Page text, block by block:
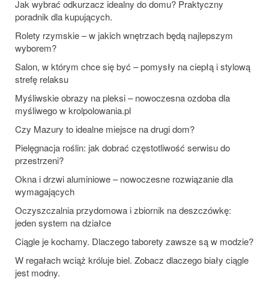
Jak wybrać odkurzacz idealny do domu? Praktyczny
poradnik dla kupujących.
Rolety rzymskie – w jakich wnętrzach będą najlepszym
wyborem?
Salon, w którym chce się być – pomysły na ciepłą i stylową
strefę relaksu
Myśliwskie obrazy na pleksi – nowoczesna ozdoba dla
myśliwego w krolpolowania.pl
Czy Mazury to idealne miejsce na drugi dom?
Pielęgnacja roślin: jak dobrać częstotliwość serwisu do
przestrzeni?
Okna i drzwi aluminiowe – nowoczesne rozwiązanie dla
wymagających
Oczyszczalnia przydomowa i zbiornik na deszczówkę:
jeden system na działce
Ciągle je kochamy. Dlaczego taborety zawsze są w modzie?
W regałach wciąż króluje biel. Zobacz dlaczego biały ciągle
jest modny.